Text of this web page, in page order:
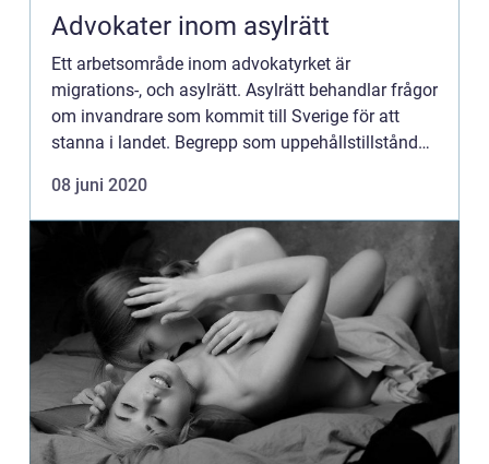
Advokater inom asylrätt
Ett arbetsområde inom advokatyrket är
migrations-, och asylrätt. Asylrätt behandlar frågor
om invandrare som kommit till Sverige för att
stanna i landet. Begrepp som uppehållstillstånd
08 juni 2020